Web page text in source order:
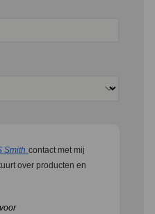
Smith contact met mij
over producten en